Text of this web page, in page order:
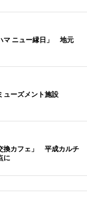
マ ニュー縁日」 地元
ューズメント施設
換カフェ」 平成カルチ
に